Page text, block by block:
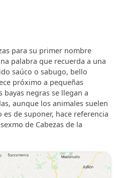
para su primer nombre
palabra que recuerda a una
saúco o sabugo, bello
próximo a pequeñas
bayas negras se llegan a
aunque los animales suelen
es de suponer, hace referencia
de Cabezas de la